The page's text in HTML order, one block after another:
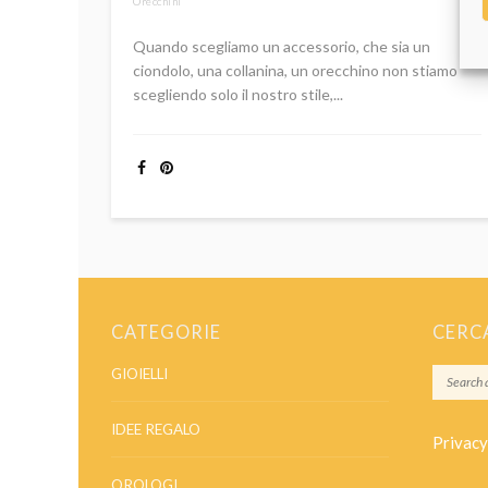
Quando scegliamo un accessorio, che sia un
ciondolo, una collanina, un orecchino non stiamo
scegliendo solo il nostro stile,...
CATEGORIE
GIOIELLI
IDEE REGALO
OROLOGI